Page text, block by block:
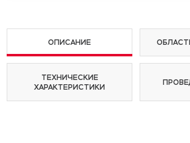
ОПИСАНИЕ
ТЕХНИЧЕСКИЕ
ХАРАКТЕРИСТИКИ